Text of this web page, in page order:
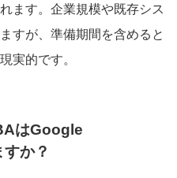
ます。企業規模や既存シス
すが、準備期間を含めると
実的です。
はGoogle
か？